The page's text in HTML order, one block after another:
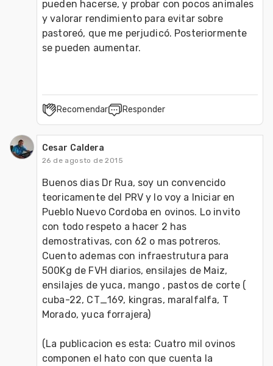
pueden hacerse, y probar con pocos animales
y valorar rendimiento para evitar sobre
pastoreó, que me perjudicó. Posteriormente
se pueden aumentar.
Recomendar Responder
Cesar Caldera
26 de agosto de 2015
Buenos dias Dr Rua, soy un convencido
teoricamente del PRV y lo voy a Iniciar en
Pueblo Nuevo Cordoba en ovinos. Lo invito
con todo respeto a hacer 2 has
demostrativas, con 62 o mas potreros.
Cuento ademas con infraestrutura para
500Kg de FVH diarios, ensilajes de Maiz,
ensilajes de yuca, mango , pastos de corte (
cuba-22, CT_169, kingras, maralfalfa, T
Morado, yuca forrajera)
(La publicacion es esta: Cuatro mil ovinos
componen el hato con que cuenta la